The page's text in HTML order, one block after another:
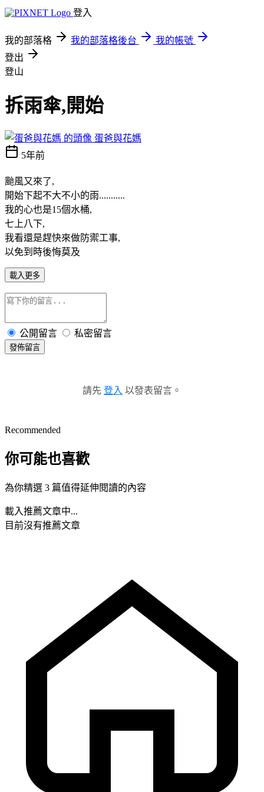
登入
我的部落格 我的部落格後台
我的帳號
登出
登山
拆雨傘,開始
蛋爸與花媽
5年前
颱風又來了,
開始下起不大不小的雨...........
我的心也是15個水桶,
七上八下,
我看還是趕快來做防禦工事,
以免到時後悔莫及
載入更多
公開留言 私密留言
發佈留言
請先 登入 以發表留言。
Recommended
你可能也喜歡
為你精選 3 篇值得延伸閱讀的內容
載入推薦文章中...
目前沒有推薦文章